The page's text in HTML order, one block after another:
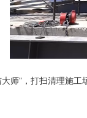
师”，打扫清理施